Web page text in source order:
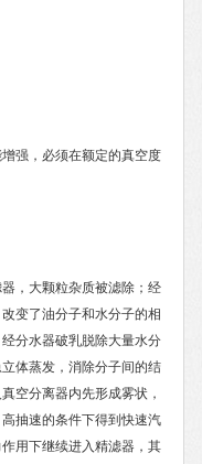
强，必须在额定的真空度
，大颗粒杂质被滤除；经
变了油分子和水分子的相
分水器破乳脱除大量水分
体蒸发，消除分子间的结
空分离器内先形成雾状，
抽速的条件下得到快速汽
用下继续进入精滤器，其